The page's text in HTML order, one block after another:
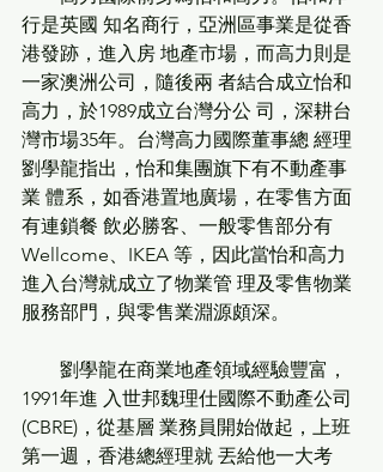
行是英國 知名商行，亞洲區事業是從香
港發跡，進入房 地產市場，而高力則是
一家澳洲公司，隨後兩 者結合成立怡和
高力，於1989成立台灣分公 司，深耕台
灣市場35年。台灣高力國際董事總 經理
劉學龍指出，怡和集團旗下有不動產事
業 體系，如香港置地廣場，在零售方面
有連鎖餐 飲必勝客、一般零售部分有
Wellcome、IKEA 等，因此當怡和高力
進入台灣就成立了物業管 理及零售物業
服務部門，與零售業淵源頗深。
1991年進 入世邦魏理仕國際不動產公司
(CBRE)，從基層 業務員開始做起，上班
第一週，香港總經理就 丟給他一大考